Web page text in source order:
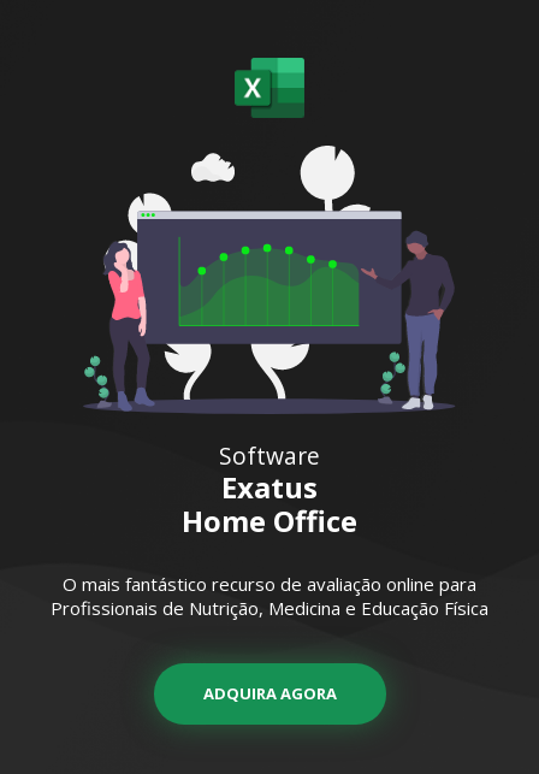
Software
Exatus
Home Office
O mais fantástico recurso de avaliação online para
Profissionais de Nutrição, Medicina e Educação Física
ADQUIRA AGORA